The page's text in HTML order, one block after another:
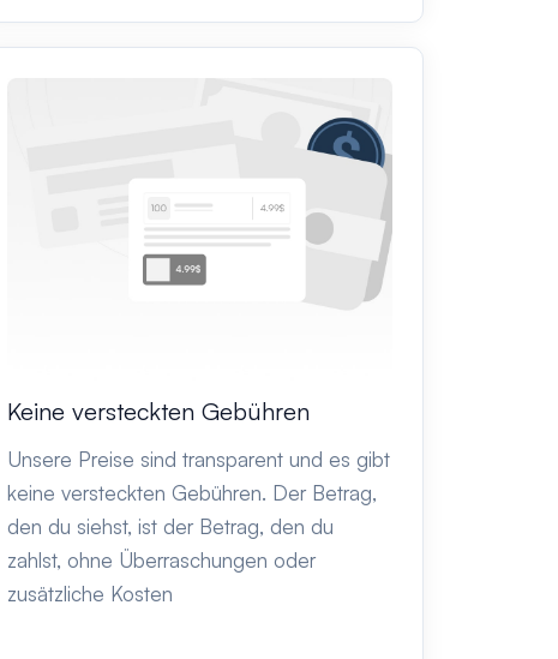
Keine versteckten Gebühren
Unsere Preise sind transparent und es gibt
keine versteckten Gebühren. Der Betrag,
den du siehst, ist der Betrag, den du
zahlst, ohne Überraschungen oder
zusätzliche Kosten